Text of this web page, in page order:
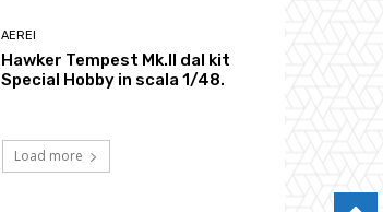
AEREI
Hawker Tempest Mk.II dal kit
Special Hobby in scala 1/48.
Load more